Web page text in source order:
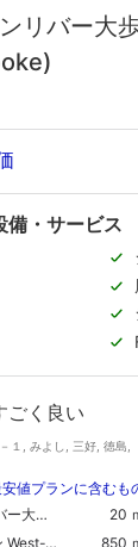
リバー大
備・サービス
ごく良い
１, みよし, 三好, 徳島,
値プランに含むも
歩危
20
West
850